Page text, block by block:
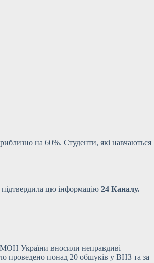
на 60%. Студенти, які навчаються
підтвердила цю інформацію 24 Каналу.
МОН України вносили неправдиві
проведено понад 20 обшуків у ВНЗ та за